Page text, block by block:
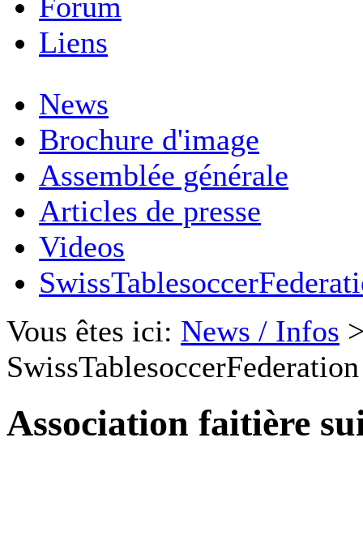
Liens
News
Brochure d'image
Assemblée générale
Articles de presse
Videos
Vous êtes ici: News / Infos
SwissTablesoccerFederation
Association faitière